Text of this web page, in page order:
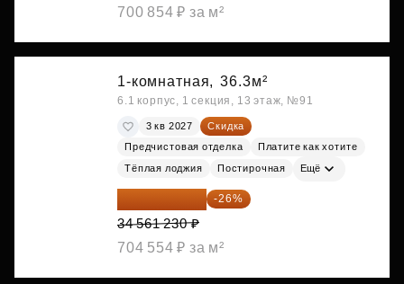
700 854 ₽ за м²
1-комнатная, 36.3м²
6.1 корпус, 1 секция, 13 этаж, №91
3 кв 2027
Скидка
Предчистовая отделка
Платите как хотите
Тёплая лоджия Постирочная Ещё
25 575 310 ₽ -26%
34 561 230 ₽
704 554 ₽ за м²